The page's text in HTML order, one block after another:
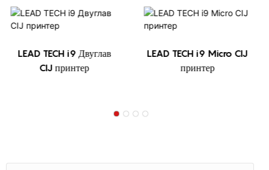
LEAD TECH i9 Двуглав
CIJ принтер
LEAD TECH i9 Micro CIJ
принтер